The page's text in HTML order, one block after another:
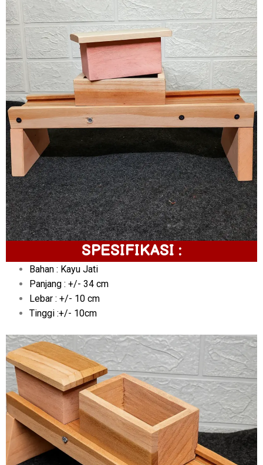
SPESIFIKASI :
Bahan : Kayu Jati
Panjang : +/- 34 cm
Lebar : +/- 10 cm
Tinggi :+/- 10cm